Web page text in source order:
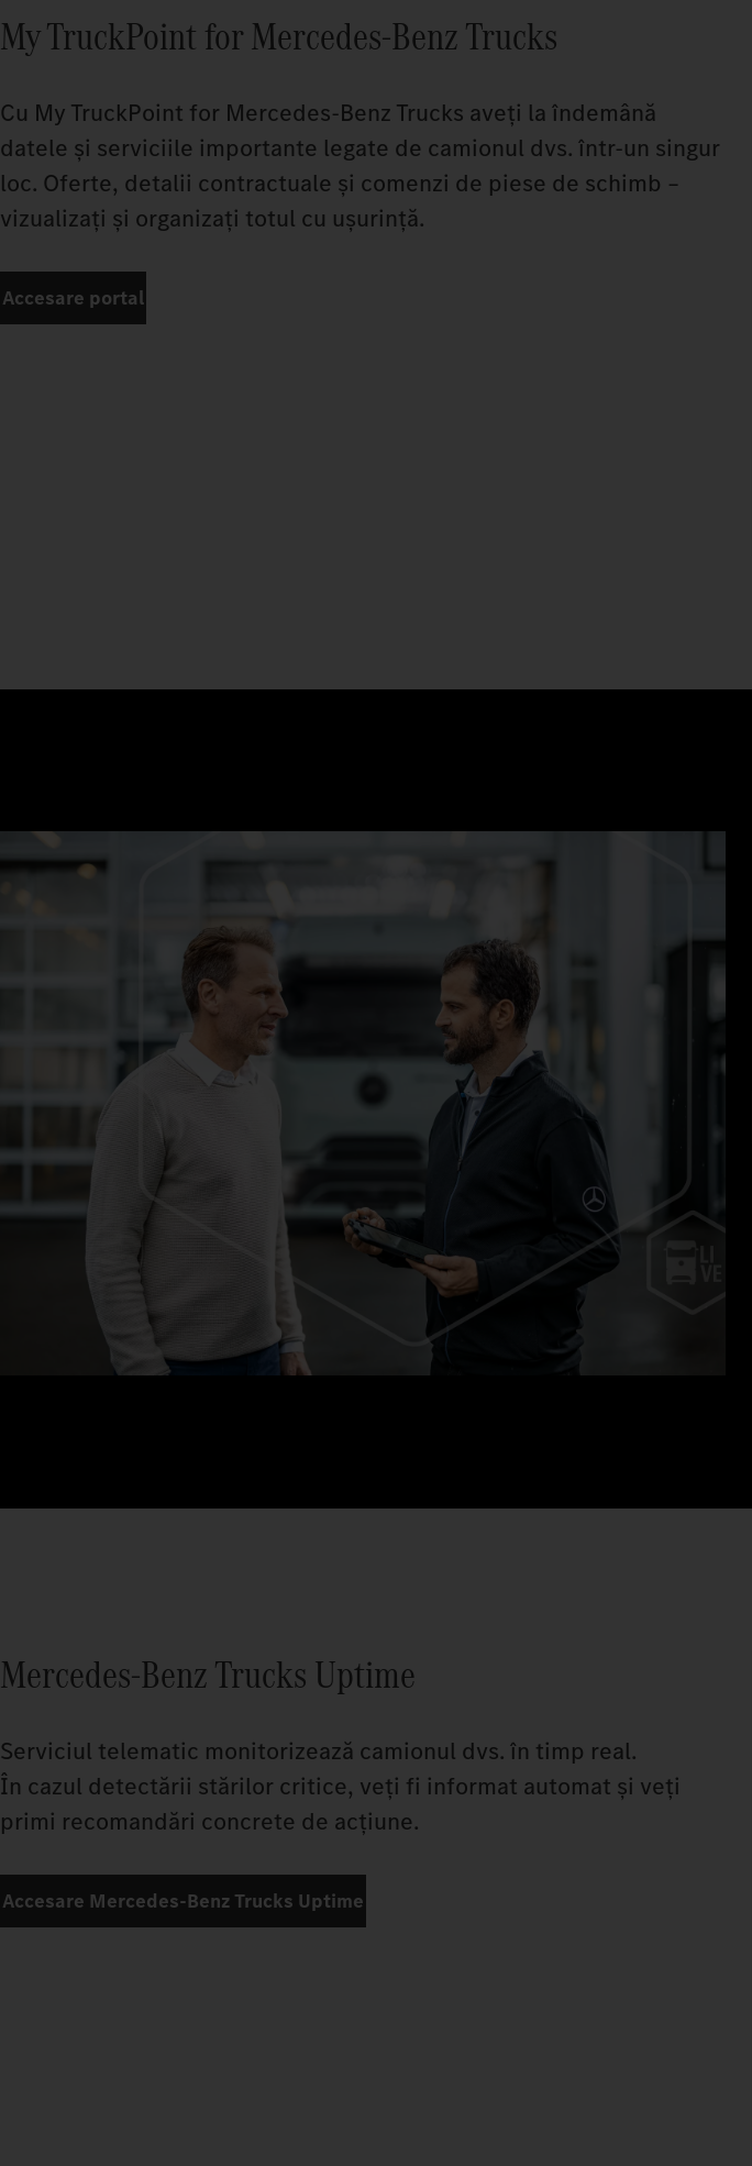
My TruckPoint for Mercedes-Benz Trucks
Cu My TruckPoint for Mercedes-Benz Trucks aveți la îndemână
datele și serviciile importante legate de camionul dvs. într-un singur
loc. Oferte, detalii contractuale și comenzi de piese de schimb –
vizualizați și organizați totul cu ușurință.
Accesare portal
Mercedes‑Benz Trucks Uptime
Serviciul telematic monitorizează camionul dvs. în timp real.
În cazul detectării stărilor critice, veți fi informat automat și veți
primi recomandări concrete de acțiune.
Accesare Mercedes‑Benz Trucks Uptime